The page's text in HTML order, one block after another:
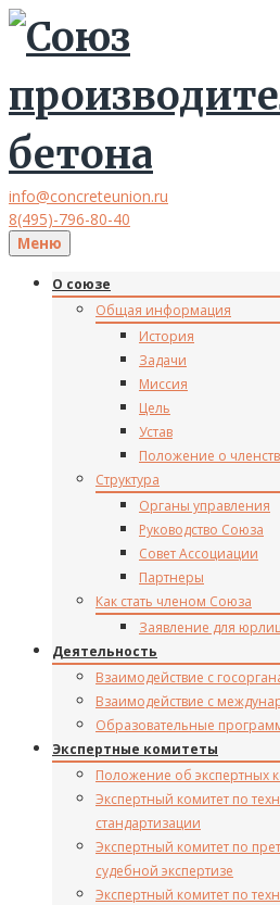
info@concreteunion.ru
8(495)-796-80-40
Меню
О союзе
Общая информация
История
Задачи
Миссия
Цель
Устав
Положение о
Структура
Органы управления
Руководство Союза
Совет Ассоциации
Партнеры
Как стать членом Союза
Заявление для
Деятельность
Взаимодействие с
Взаимодействие с
Образовательные
Экспертные комитеты
Положение об экспертных
Экспертный комитет по
стандартизации
Экспертный комитет по
судебной экспертизе
Экспертный комитет по